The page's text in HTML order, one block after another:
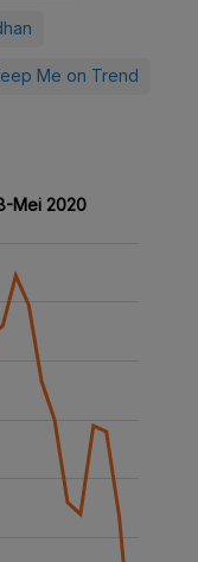
Me on Trend